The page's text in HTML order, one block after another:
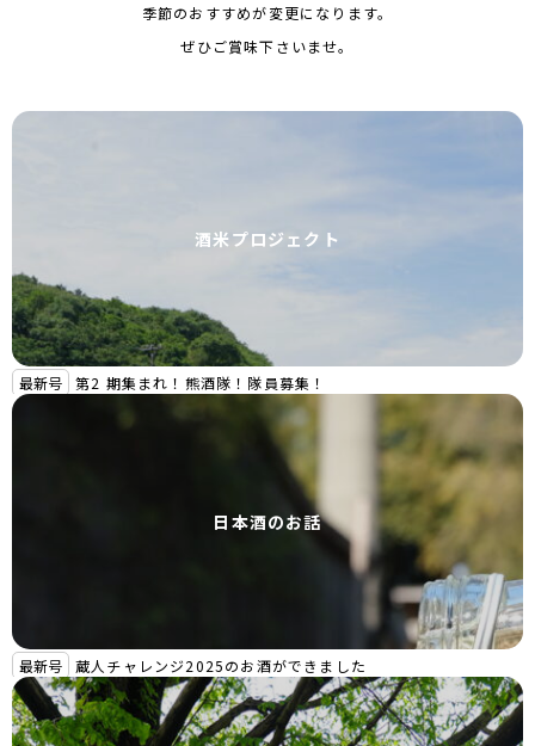
季節のおすすめが変更になります。
ぜひご賞味下さいませ。
酒米プロジェクト
最新号 第2 期集まれ！熊酒隊！隊員募集！
日本酒のお話
最新号 蔵人チャレンジ2025のお酒ができました